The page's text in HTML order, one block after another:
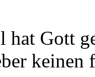
hat Gott
keinen